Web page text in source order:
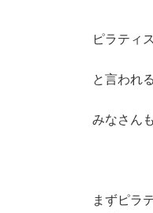
ピラティ
と言われ
みなさん
まずピラ